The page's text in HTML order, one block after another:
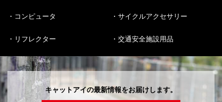
コンピュータ サイクルアクセサリー
リフレクター 交通安全施設用品
キャットアイの最新情報をお届けします。